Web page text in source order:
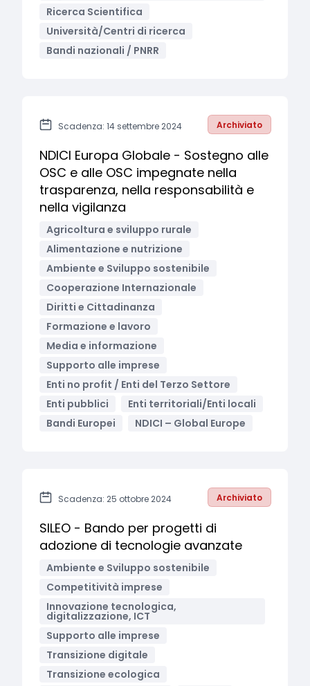
Ricerca Scientifica
Università/Centri di ricerca
Bandi nazionali / PNRR
Scadenza: 14 settembre 2024 Archiviato
NDICI Europa Globale - Sostegno alle
OSC e alle OSC impegnate nella
trasparenza, nella responsabilità e
nella vigilanza
Agricoltura e sviluppo rurale
Alimentazione e nutrizione
Ambiente e Sviluppo sostenibile
Cooperazione Internazionale
Diritti e Cittadinanza
Formazione e lavoro
Media e informazione
Supporto alle imprese
Enti no profit / Enti del Terzo Settore
Enti pubblici
Enti territoriali/Enti locali
Bandi Europei
NDICI – Global Europe
Scadenza: 25 ottobre 2024 Archiviato
SILEO - Bando per progetti di
adozione di tecnologie avanzate
Ambiente e Sviluppo sostenibile
Competitività imprese
Innovazione tecnologica,
digitalizzazione, ICT
Supporto alle imprese
Transizione digitale
Transizione ecologica